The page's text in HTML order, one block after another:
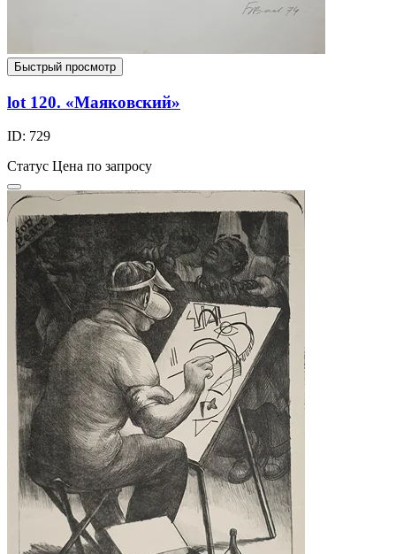
Быстрый просмотр
lot 120. «Маяковский»
ID: 729
Статус Цена по запросу